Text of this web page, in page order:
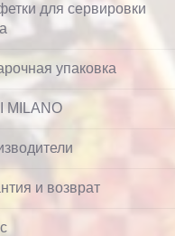
для сервировки
упаковка
MILANO
и возврат